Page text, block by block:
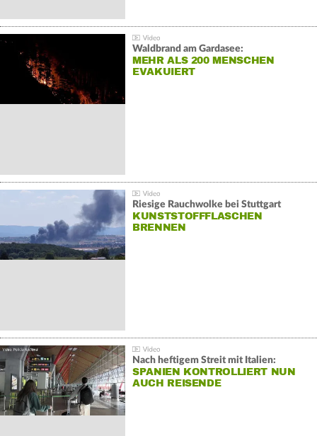
Waldbrand am Gardasee:
MEHR ALS 200 MENSCHEN
EVAKUIERT
Riesige Rauchwolke bei Stuttgart
KUNSTSTOFFFLASCHEN
BRENNEN
Nach heftigem Streit mit Italien:
SPANIEN KONTROLLIERT NUN
AUCH REISENDE